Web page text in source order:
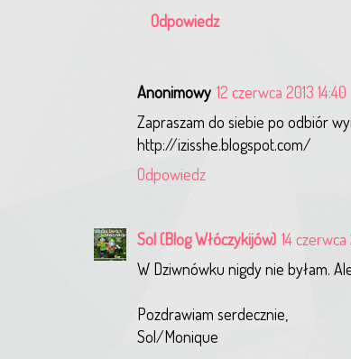
Odpowiedz
Anonimowy 12 czerwca 2013 14:40
Zapraszam do siebie po odbiór
http://izisshe.blogspot.com/
Odpowiedz
Sol(Blog Włóczykijów) 14 czerwca
W Dziwnówku nigdy nie byłam.
Pozdrawiam serdecznie,
Sol/Monique